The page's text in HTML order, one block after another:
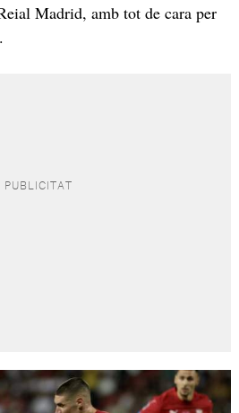
Madrid, amb tot de cara per